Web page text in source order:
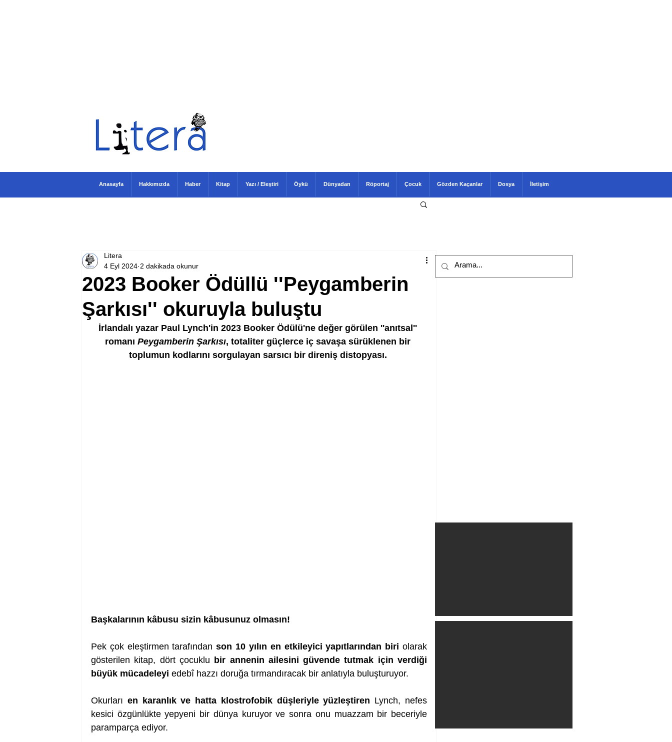
2023 Booker Ödüllü ''Peygamberin
Şarkısı'' okuruyla buluştu
Litera
4 Eyl 2024 2 dakikada okunur
İrlandalı yazar Paul Lynch'in 2023 Booker Ödülü'ne değer görülen ''anıtsal''
romanı Peygamberin Şarkısı, totaliter güçlerce iç savaşa sürüklenen bir
toplumun kodlarını sorgulayan sarsıcı bir direniş distopyası.
Başkalarının kâbusu sizin kâbusunuz olmasın!
Pek çok eleştirmen tarafından son 10 yılın en etkileyici yapıtlarından biri olarak
gösterilen kitap, dört çocuklu bir annenin ailesini güvende tutmak için verdiği
büyük mücadeleyi edebî hazzı doruğa tırmandıracak bir anlatıyla buluşturuyor.
Okurları en karanlık ve hatta klostrofobik düşleriyle yüzleştiren Lynch, nefes
kesici özgünlükte yepyeni bir dünya kuruyor ve sonra onu muazzam bir beceriyle
paramparça ediyor.
Anasayfa Hakkımızda Haber Kitap Yazı / Eleştiri Öykü Dünyadan Röportaj Çocuk Gözden Kaçanlar Dosya İletişim